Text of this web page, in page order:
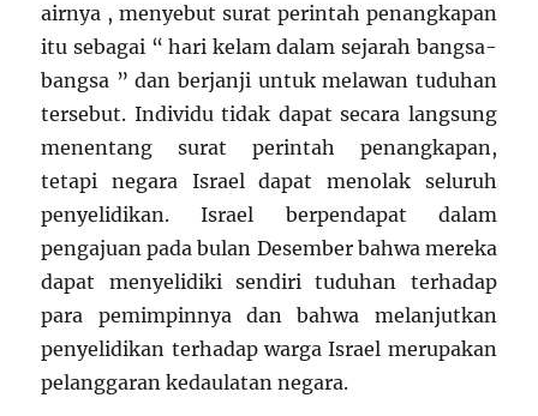
airnya , menyebut surat perintah penangkapan
itu sebagai “ hari kelam dalam sejarah bangsa-
bangsa ” dan berjanji untuk melawan tuduhan
tersebut. Individu tidak dapat secara langsung
menentang surat perintah penangkapan,
tetapi negara Israel dapat menolak seluruh
penyelidikan. Israel berpendapat dalam
pengajuan pada bulan Desember bahwa mereka
dapat menyelidiki sendiri tuduhan terhadap
para pemimpinnya dan bahwa melanjutkan
penyelidikan terhadap warga Israel merupakan
pelanggaran kedaulatan negara.